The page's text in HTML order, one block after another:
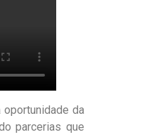
da
parcerias que